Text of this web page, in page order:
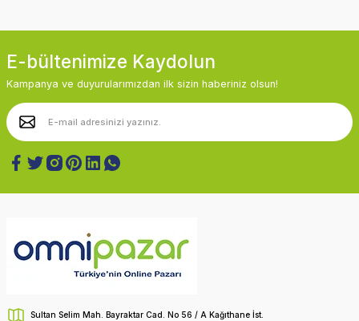
E-bültenimize Kaydolun
Kampanya ve duyurularımızdan ilk sizin haberiniz olsun!
Sultan Selim Mah. Bayraktar Cad. No 56 / A Kağıthane İst.